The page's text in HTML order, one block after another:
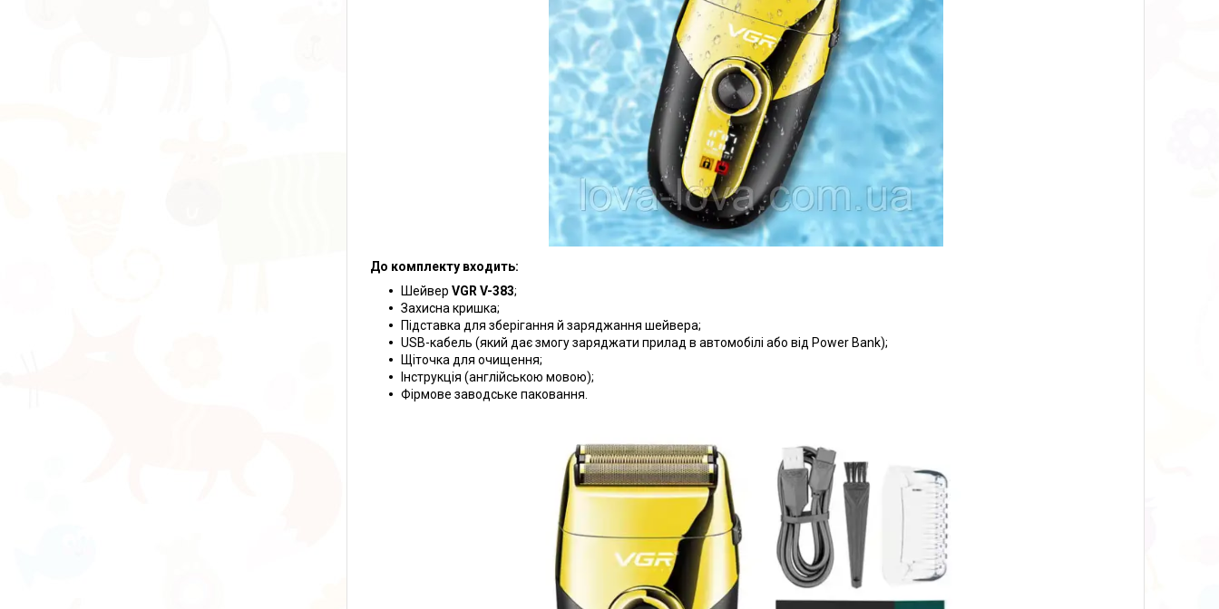
До комплекту входить:
Шейвер VGR V-383;
Захисна кришка;
Підставка для зберігання й заряджання шейвера;
USВ-кабель (який дає змогу заряджати прилад в автомобілі або від Power Bank);
Щіточка для очищення;
Інструкція (англійською мовою);
Фірмове заводське паковання.